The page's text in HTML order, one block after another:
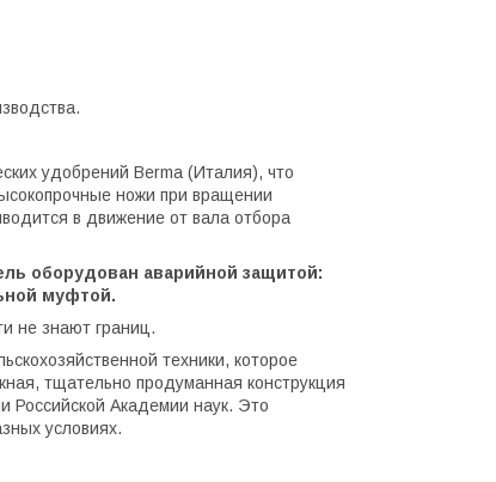
удобрений Berma (Италия), что
ножи при вращении
в движение от вала отбора
оборудован аварийной защитой:
муфтой.
не знают границ.
техники, которое
тщательно продуманная конструкция
Российской Академии наук. Это
условиях.